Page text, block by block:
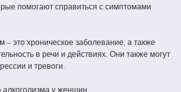
помогают справиться с симптомами
– это хроническое заболевание, а также
в речи и действиях. Они также могут
и тревоги.
алкоголизма у женщин